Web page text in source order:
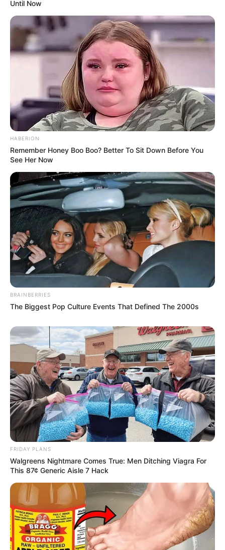
Until Now
HABERION
Remember Honey Boo Boo? Better To Sit Down Before You
See Her Now
BRAINBERRIES
The Biggest Pop Culture Events That Defined The 2000s
FRIDAY PLANS
Walgreens Nightmare Comes True: Men Ditching Viagra For
This 87¢ Generic Aisle 7 Hack